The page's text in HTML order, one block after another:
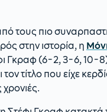
τους πιο
στην ιστορία, η
Γκραφ (6-2, 3-6, 10-
τίτλο που είχε